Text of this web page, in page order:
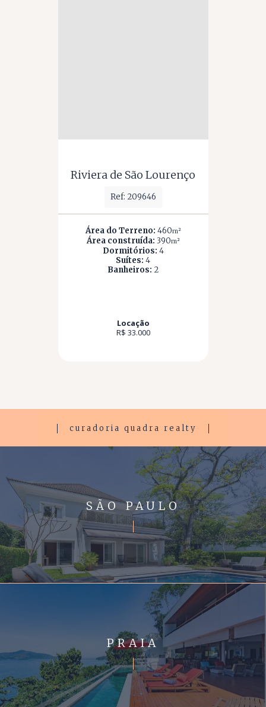
Riviera de São Lourenço
Ref: 209646
Área do Terreno: 460m²
Área construída: 390m²
Dormitórios: 4
Suítes: 4
Banheiros: 2
Locação
R$ 33.000
curadoria quadra realty
SÃO PAULO
PRAIA